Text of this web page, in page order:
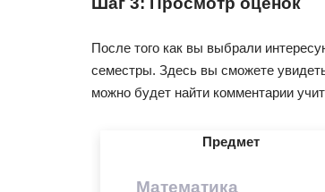
После того как вы выбрали
семестры. Здесь вы сможете
можно будет найти комментарии
Предмет
Математика